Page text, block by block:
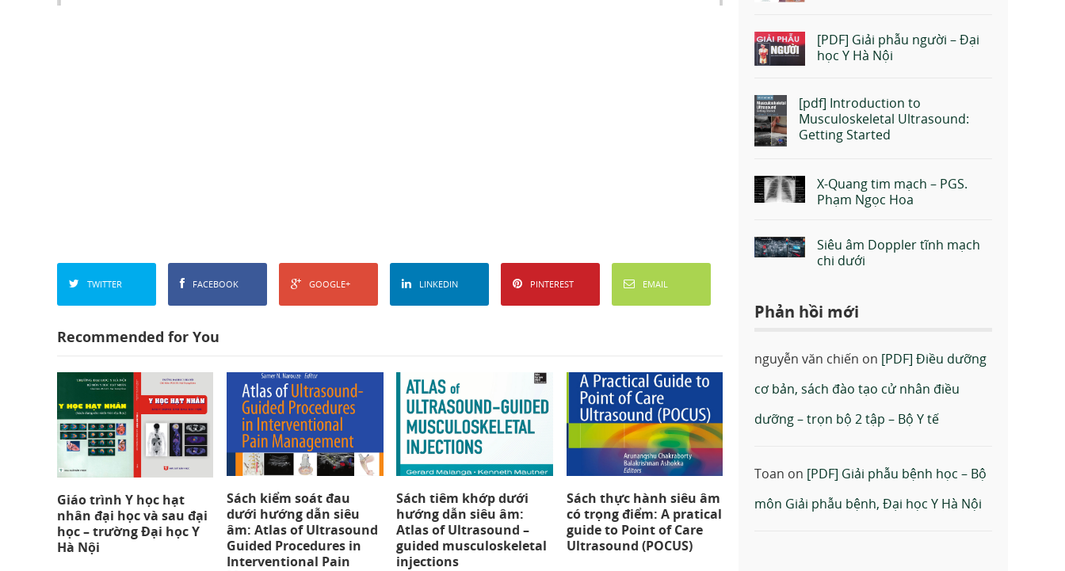
TWITTER FACEBOOK GOOGLE+ LINKEDIN PINTEREST EMAIL
Recommended for You
Giáo trình Y học hạt
nhân đại học và sau đại
học – trường Đại học Y
Hà Nội
Sách kiểm soát đau
dưới hướng dẫn siêu
âm: Atlas of Ultrasound
Guided Procedures in
Interventional Pain
Sách tiêm khớp dưới
hướng dẫn siêu âm:
Atlas of Ultrasound –
guided musculoskeletal
injections
Sách thực hành siêu âm
có trọng điểm: A pratical
guide to Point of Care
Ultrasound (POCUS)
[PDF] Giải phẫu người – Đại
học Y Hà Nội
[pdf] Introduction to
Musculoskeletal Ultrasound:
Getting Started
X-Quang tim mạch – PGS.
Phạm Ngọc Hoa
Siêu âm Doppler tĩnh mạch
chi dưới
Phản hồi mới
nguyễn văn chiến on [PDF] Điều dưỡng
cơ bản, sách đào tạo cử nhân điều
dưỡng – trọn bộ 2 tập – Bộ Y tế
Toan on [PDF] Giải phẫu bệnh học – Bộ
môn Giải phẫu bệnh, Đại học Y Hà Nội